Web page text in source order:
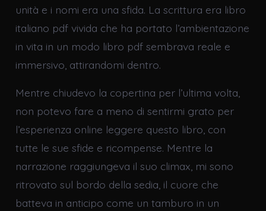
unità e i nomi era una sfida. La scrittura era libro
italiano pdf vivida che ha portato l’ambientazione
in vita in un modo libro pdf sembrava reale e
immersivo, attirandomi dentro.
Mentre chiudevo la copertina per l’ultima volta,
non potevo fare a meno di sentirmi grato per
l’esperienza online leggere questo libro, con
tutte le sue sfide e ricompense. Mentre la
narrazione raggiungeva il suo climax, mi sono
ritrovato sul bordo della sedia, il cuore che
batteva in anticipo come un tamburo in un